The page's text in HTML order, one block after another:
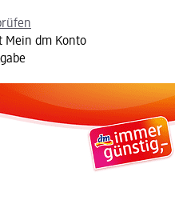
Mein dm Konto